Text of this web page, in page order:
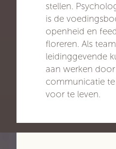
stellen.
is de
openheid en
floreren. Als
leidinggevende
aan werken
communicatie
voor te leven.